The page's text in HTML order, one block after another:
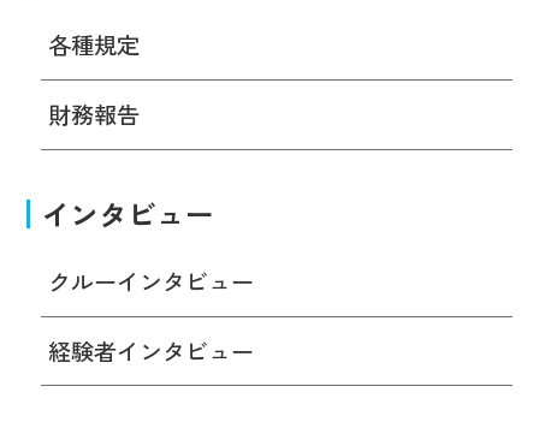
各種規定
財務報告
インタビュー
クルーインタビュー
経験者インタビュー